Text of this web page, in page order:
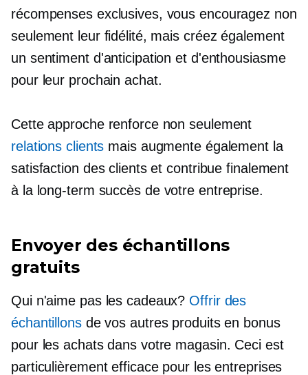
récompenses exclusives, vous encouragez non
seulement leur fidélité, mais créez également
un sentiment d'anticipation et d'enthousiasme
pour leur prochain achat.
Cette approche renforce non seulement
relations clients mais augmente également la
satisfaction des clients et contribue finalement
à la long-term succès de votre entreprise.
Envoyer des échantillons
gratuits
Qui n'aime pas les cadeaux? Offrir des
échantillonsde vos autres produits en bonus
pour les achats dans votre magasin. Ceci est
particulièrement efficace pour les entreprises